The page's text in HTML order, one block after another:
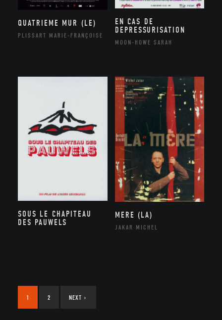
QUATRIEME MUR (LE)
PLISSART MARIE-FRANÇOISE
EN CAS DE
DEPRESSURISATION
MOON-HOWE SARAH
SOUS LE CHAPITEAU
DES PAUWELS
MERE (LA)
JAKAR MICHEL
1 2 NEXT ›